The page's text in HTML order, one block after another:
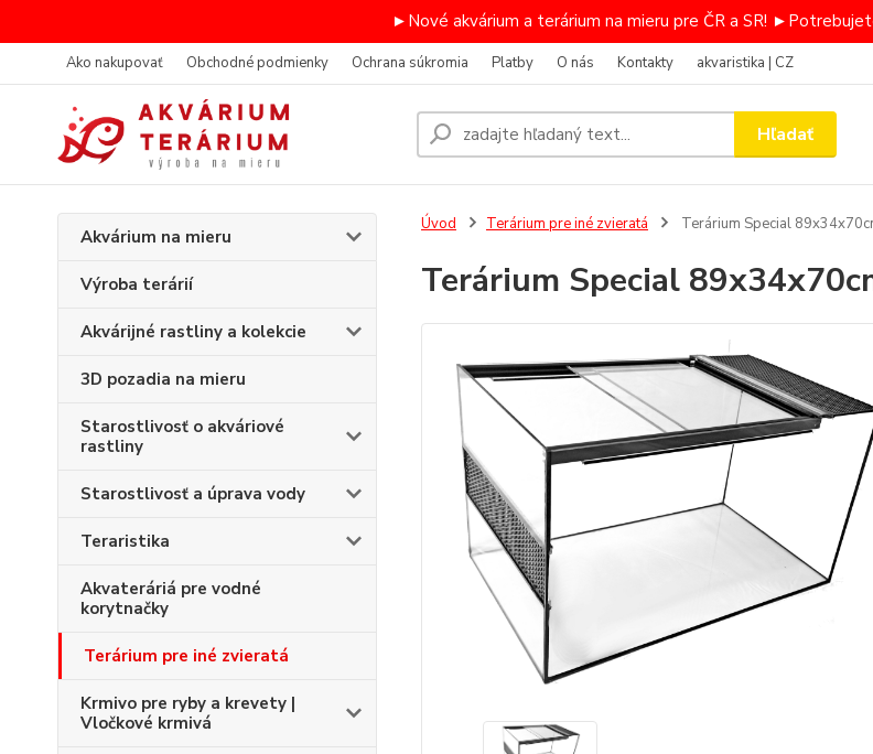
►Nové akvárium a terárium na mieru pre ČR a SR!
Ako nakupovať Obchodné podmienky Ochrana súkromia Platby O nás Kontakty akvaristika | CZ
Hľadať
Akvárium na mieru
Výroba terárií
Akvárijné rastliny a kolekcie
3D pozadia na mieru
Starostlivosť o akváriové
rastliny
Starostlivosť a úprava vody
Teraristika
Akvateráriá pre vodné
korytnačky
Terárium pre iné zvieratá
Krmivo pre ryby a krevety |
Vločkové krmivá
Úvod Terárium pre iné zvieratá Terárium Special
Terárium Special